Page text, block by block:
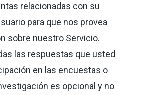
relacionadas con su
para que nos provea
sobre nuestro Servicio.
las respuestas que usted
en las encuestas o
es opcional y no